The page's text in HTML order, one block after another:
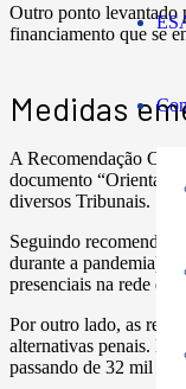
Outro ponto levantado
financiamento que se
Medidas
A Recomendação
documento
diversos Tribunais.
Seguindo
durante a pandemia),
presenciais na rede de
Por outro lado, as
alternativas penais.
passando de 32 mil